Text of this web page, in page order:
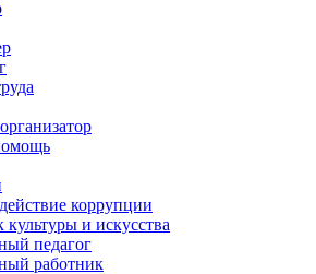
коррупции
культуры и искусства
педагог
работник